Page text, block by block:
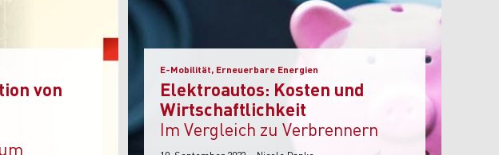
von
E-Mobilität, Erneuerbare Energien
Elektroautos: Kosten und
Wirtschaftlichkeit
im Vergleich zu Verbrennern